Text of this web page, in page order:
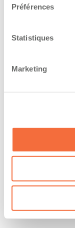
Préférences
Statistiques
Marketing